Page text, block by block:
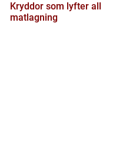
Kryddor som lyfter all
matlagning